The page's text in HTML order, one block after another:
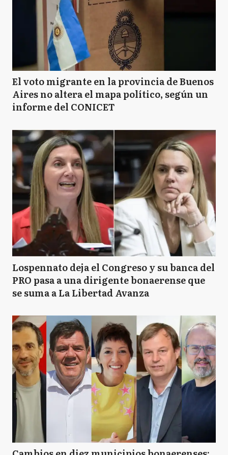
El voto migrante en la provincia de Buenos
Aires no altera el mapa político, según un
informe del CONICET
Lospennato deja el Congreso y su banca del
PRO pasa a una dirigente bonaerense que
se suma a La Libertad Avanza